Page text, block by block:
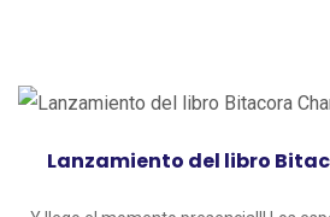
Lanzamiento del libro